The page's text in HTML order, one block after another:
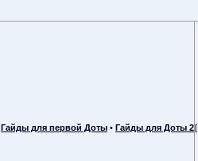
Гайды для первой Доты • Гайды для Доты 2